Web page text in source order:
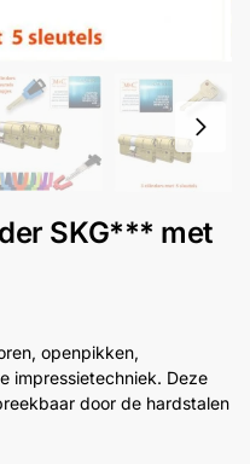
SKG*** met
openpikken,
impressietechniek. Deze
door de hardstalen